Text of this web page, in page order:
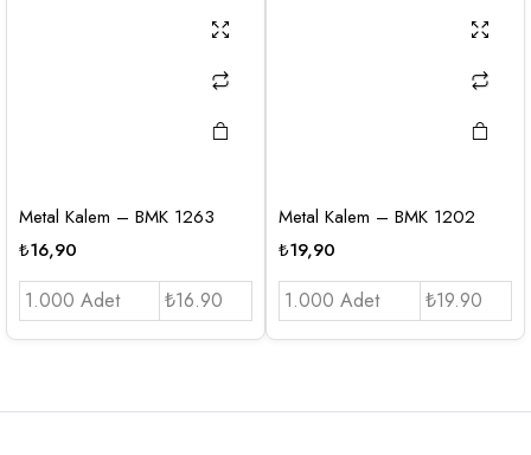
Metal Kalem – BMK 1263
₺16,90
1.000 Adet ₺16.90
Metal Kalem – BMK 1202
₺19,90
1.000 Adet ₺19.90